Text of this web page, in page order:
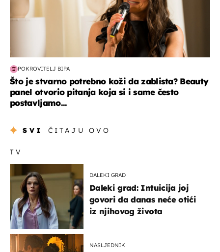
POKROVITELJ BIPA
Što je stvarno potrebno koži da zablista? Beauty
panel otvorio pitanja koja si i same često
postavljamo...
SVI ČITAJU OVO
TV
DALEKI GRAD
Daleki grad: Intuicija joj
govori da danas neće otići
iz njihovog života
NASLJEDNIK